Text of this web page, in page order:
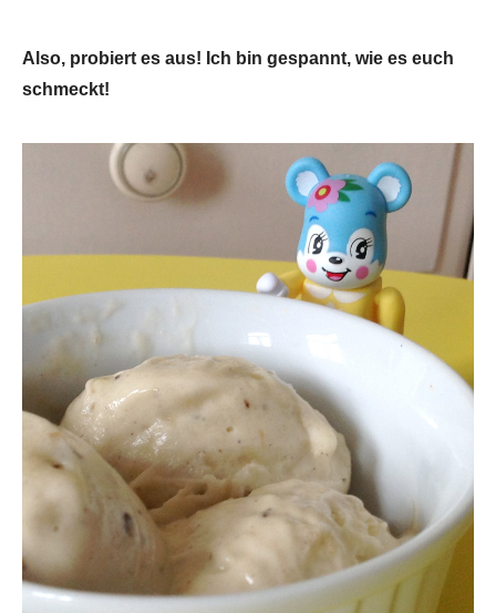
Also, probiert es aus! Ich bin gespannt, wie es euch
schmeckt!